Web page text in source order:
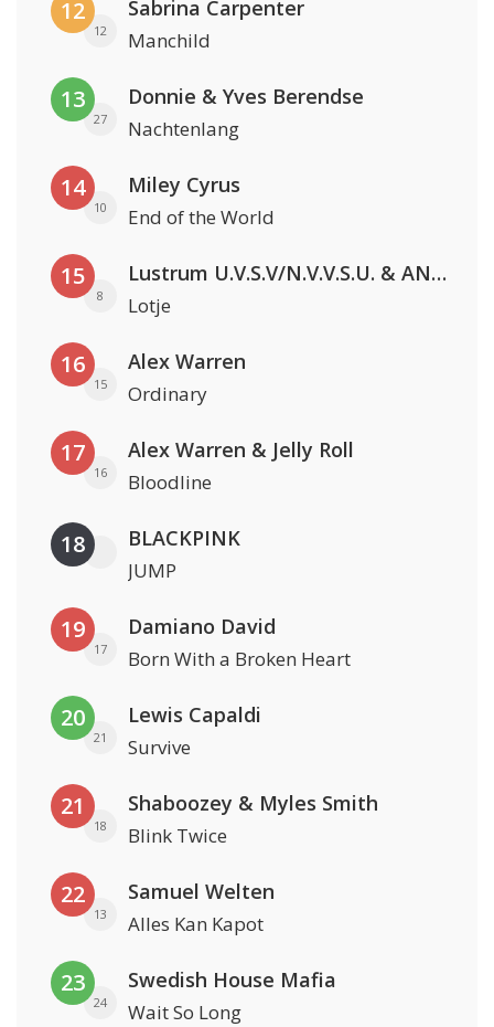
12
12
Sabrina Carpenter
Manchild
13
27
Donnie & Yves Berendse
Nachtenlang
14
10
Miley Cyrus
End of the World
15
8
Lustrum U.V.S.V/N.V.V.S.U. & ANNO ONS & Jopke van Dobbenburgh & Roeland Beelen
Lotje
16
15
Alex Warren
Ordinary
17
16
Alex Warren & Jelly Roll
Bloodline
18 BLACKPINK
JUMP
19
17
Damiano David
Born With a Broken Heart
20
21
Lewis Capaldi
Survive
21
18
Shaboozey & Myles Smith
Blink Twice
22
13
Samuel Welten
Alles Kan Kapot
23
24
Swedish House Mafia
Wait So Long